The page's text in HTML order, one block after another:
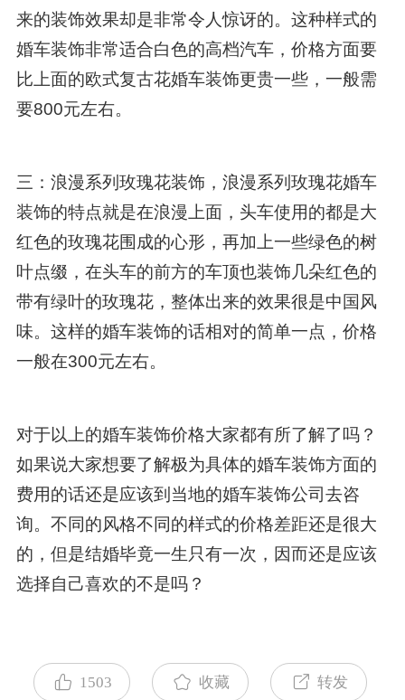
来的装饰效果却是非常令人惊讶的。这种样式的
婚车装饰非常适合白色的高档汽车，价格方面要
比上面的欧式复古花婚车装饰更贵一些，一般需
要800元左右。
三：浪漫系列玫瑰花装饰，浪漫系列玫瑰花婚车
装饰的特点就是在浪漫上面，头车使用的都是大
红色的玫瑰花围成的心形，再加上一些绿色的树
叶点缀，在头车的前方的车顶也装饰几朵红色的
带有绿叶的玫瑰花，整体出来的效果很是中国风
味。这样的婚车装饰的话相对的简单一点，价格
一般在300元左右。
对于以上的婚车装饰价格大家都有所了解了吗？
如果说大家想要了解极为具体的婚车装饰方面的
费用的话还是应该到当地的婚车装饰公司去咨
询。不同的风格不同的样式的价格差距还是很大
的，但是结婚毕竟一生只有一次，因而还是应该
选择自己喜欢的不是吗？
1503 收藏 转发